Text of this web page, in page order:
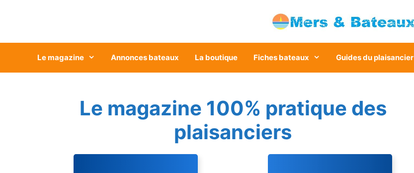
Le magazine Annonces bateaux La boutique Fiches bateaux Guides du plaisancier
Le magazine 100% pratique des
plaisanciers